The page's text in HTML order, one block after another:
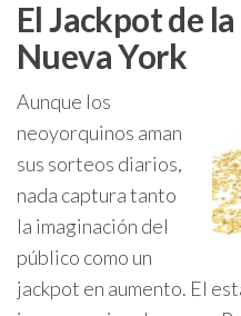
El Jackpot de
Nueva York
Aunque los
neoyorquinos aman
sus sorteos diarios,
nada captura tanto
la imaginación del
público como un
jackpot en aumento. El